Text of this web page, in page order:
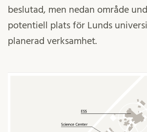
beslutad, men nedan område
potentiell plats för Lunds
planerad verksamhet.